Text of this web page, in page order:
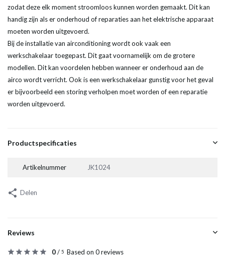
zodat deze elk moment stroomloos kunnen worden gemaakt. Dit kan
handig zijn als er onderhoud of reparaties aan het elektrische apparaat
moeten worden uitgevoerd.
Bij de installatie van airconditioning wordt ook vaak een
werkschakelaar toegepast. Dit gaat voornamelijk om de grotere
modellen. Dit kan voordelen hebben wanneer er onderhoud aan de
airco wordt verricht. Ook is een werkschakelaar gunstig voor het geval
er bijvoorbeeld een storing verholpen moet worden of een reparatie
worden uitgevoerd.
Productspecificaties
Artikelnummer JK1024
Delen
Reviews
0/ 5 Based on 0 reviews